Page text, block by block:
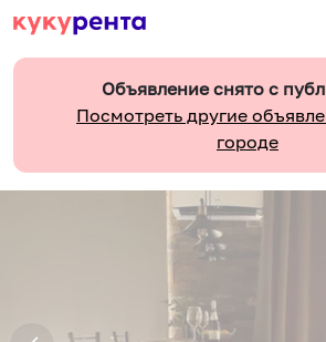
Объявление снято с
Посмотреть другие
городе